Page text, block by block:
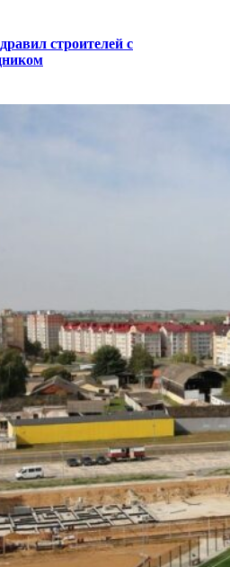
строителей с